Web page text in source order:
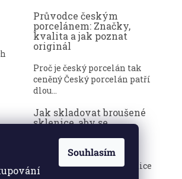
Souhlasím
Průvodce českým
porcelánem: Značky,
kvalita a jak poznat
originál
Proč je český porcelán tak
ceněný Český porcelán patří
dlou...
Jak skladovat broušené
sklenice, aby se
Broušené sklenice jsou
symbolem elegance, tradice